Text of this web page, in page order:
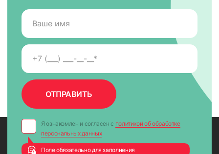
Я ознакомлен и согласен с политикой об обработке
персональных данных
Поле обязательно для заполнения